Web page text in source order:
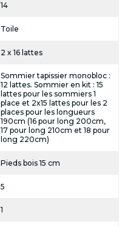
14
Toile
2 x 16 lattes
Sommier tapissier monobloc :
12 lattes. Sommier en kit : 15
lattes pour les sommiers 1
place et 2x15 lattes pour les 2
places pour les longueurs
190cm (16 pour long 200cm,
17 pour long 210cm et 18 pour
long 220cm)
Pieds bois 15 cm
5
1